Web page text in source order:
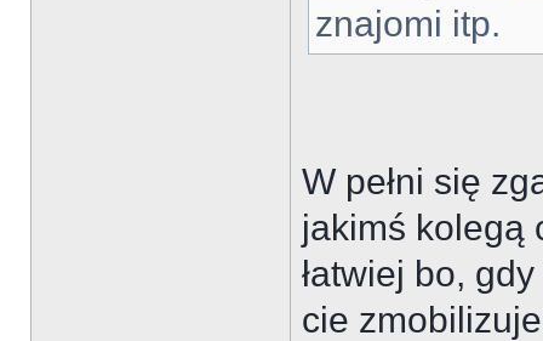
znajomi itp.
W pełni się
jakimś kolegą
łatwiej bo,
cie